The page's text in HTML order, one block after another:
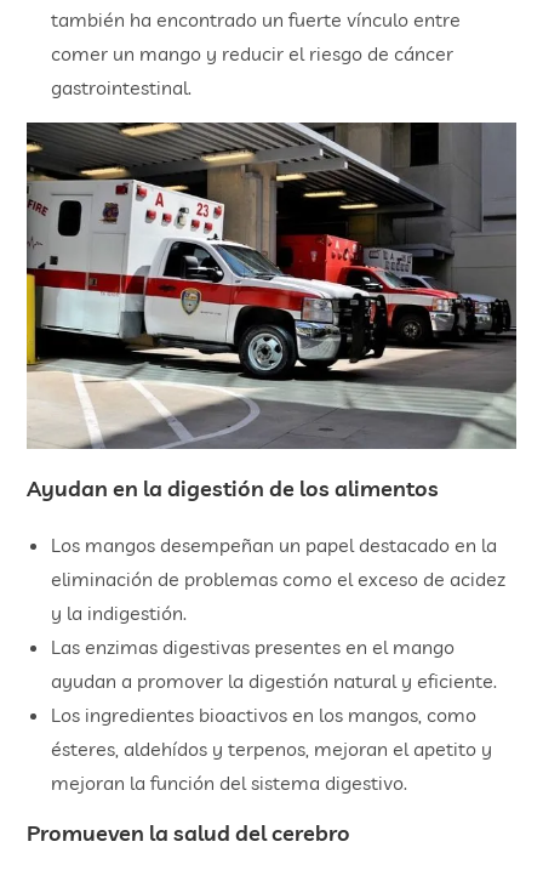
también ha encontrado un fuerte vínculo entre
comer un mango y reducir el riesgo de cáncer
gastrointestinal.
Ayudan en la digestión de los alimentos
Los mangos desempeñan un papel destacado en la
eliminación de problemas como el exceso de acidez
y la indigestión.
Las enzimas digestivas presentes en el mango
ayudan a promover la digestión natural y eficiente.
Los ingredientes bioactivos en los mangos, como
ésteres, aldehídos y terpenos, mejoran el apetito y
mejoran la función del sistema digestivo.
Promueven la salud del cerebro